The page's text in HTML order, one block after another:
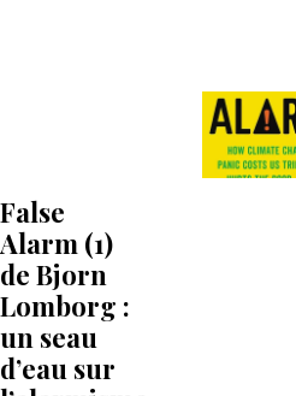
False
Alarm (1)
de Bjorn
Lomborg :
un seau
d’eau sur